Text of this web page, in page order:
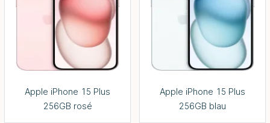
Apple iPhone 15 Plus
256GB rosé
Apple iPhone 15 Plus
256GB blau